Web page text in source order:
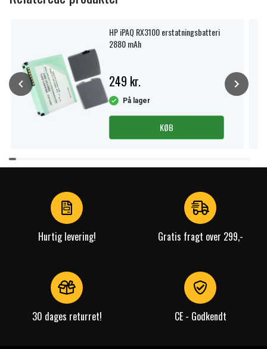
HP iPAQ RX3100 erstatningsbatteri
2880 mAh
249 kr.
På lager
KØB
Item
1
Hurtig levering! Gratis fragt over 299,-
30 dages returret! CE - Godkendt